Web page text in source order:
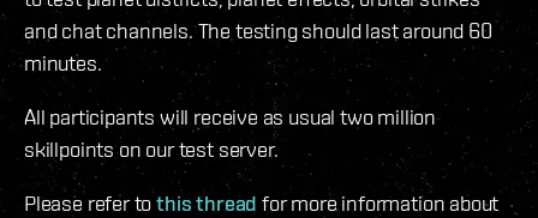
and chat channels. The testing should last around 60
minutes.
All participants will receive as usual two million
skillpoints on our test server.
Please refer tothis thread for more information about